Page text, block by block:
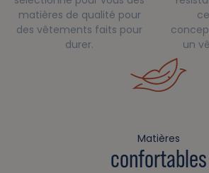
matières de qualité pour
des vêtements faits pour
durer.
un
Matières
confortables